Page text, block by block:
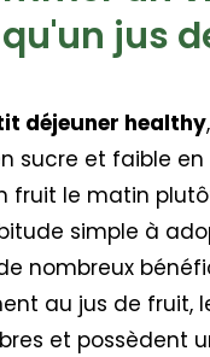
jus
déjeuner healthy
sucre et faible en
fruit le matin
simple à
nombreux
au jus de fruit,
et possèdent